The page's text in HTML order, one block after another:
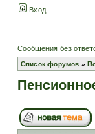
Вход
Сообщения без
Список форумов »